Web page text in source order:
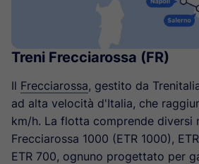
Treni Frecciarossa (FR)
Il Frecciarossa, gestito da
ad alta velocità d'Italia, che
km/h. La flotta comprende diversi
Frecciarossa 1000 (ETR 1000),
ETR 700, ognuno progettato per